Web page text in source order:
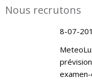
Nous recrutons
8-07-